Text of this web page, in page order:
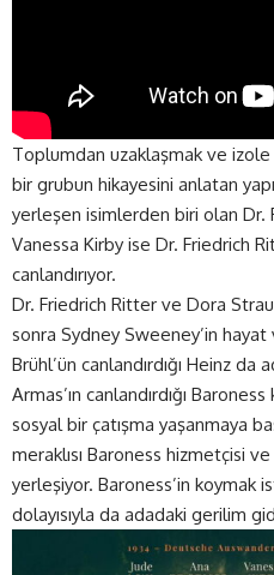
Toplumdan uzaklaşmak ve
bir grubun hikayesini anlatan
yerleşen isimlerden biri olan Dr.
Vanessa Kirby ise Dr. Friedrich
canlandırıyor.
Dr. Friedrich Ritter ve Dora
sonra Sydney Sweeney’in
Brühl’ün canlandırdığı Heinz
Armas’ın canlandırdığı
sosyal bir çatışma yaşanmaya
meraklısı Baroness hizmetçisi
yerleşiyor. Baroness’in koymak
dolayısıyla da adadaki gerilim